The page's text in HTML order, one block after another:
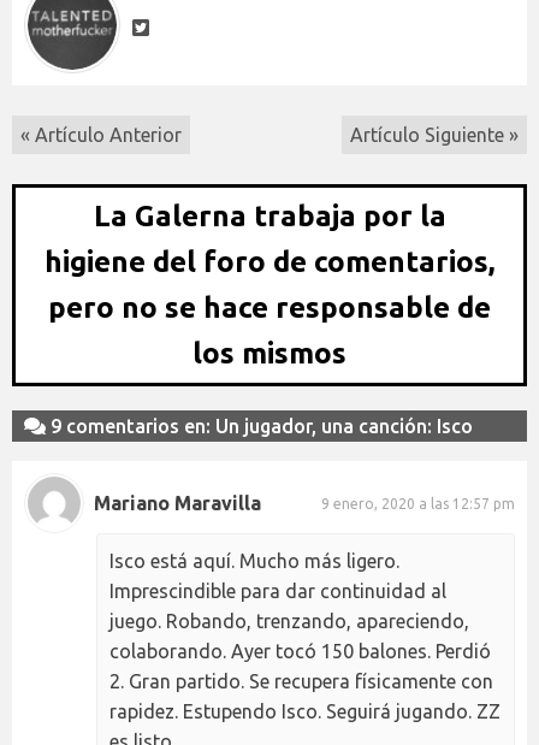
« Artículo Anterior Artículo Siguiente »
La Galerna trabaja por la
higiene del foro de comentarios,
pero no se hace responsable de
los mismos
9 comentarios en: Un jugador, una canción: Isco
Mariano Maravilla 9 enero, 2020 a las 12:57 pm
Isco está aquí. Mucho más ligero.
Imprescindible para dar continuidad al
juego. Robando, trenzando, apareciendo,
colaborando. Ayer tocó 150 balones. Perdió
2. Gran partido. Se recupera físicamente con
rapidez. Estupendo Isco. Seguirá jugando. ZZ